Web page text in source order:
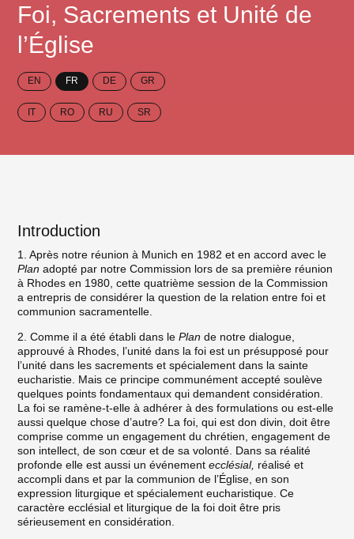
Foi, Sacrements et Unité de
l’Église
EN FR DE GR
IT RO RU SR
Introduction
1. Après notre réunion à Munich en 1982 et en accord avec le
Planadopté par notre Commission lors de sa première réunion
à Rhodes en 1980, cette quatrième session de la Commission
a entrepris de considérer la question de la relation entre foi et
communion sacramentelle.
2. Comme il a été établi dans lePlande notre dialogue,
approuvé à Rhodes, l’unité dans la foi est un présupposé pour
l’unité dans les sacrements et spécialement dans la sainte
eucharistie. Mais ce principe communément accepté soulève
quelques points fondamentaux qui demandent considération.
La foi se ramène-t-elle à adhérer à des formulations ou est-elle
aussi quelque chose d’autre? La foi, qui est don divin, doit être
comprise comme un engagement du chrétien, engagement de
son intellect, de son cœur et de sa volonté. Dans sa réalité
profonde elle est aussi un événementecclésial, réalisé et
accompli dans et par la communion de l’Église, en son
expression liturgique et spécialement eucharistique. Ce
caractère ecclésial et liturgique de la foi doit être pris
sérieusement en considération.